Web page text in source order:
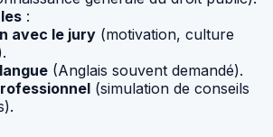
:
avec le jury (motivation, culture
(Anglais souvent demandé).
(simulation de conseils